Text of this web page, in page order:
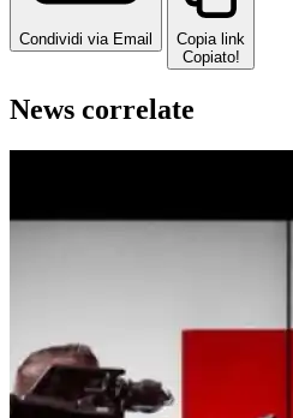
Condividi via Email
Copia link
Copiato!
News correlate